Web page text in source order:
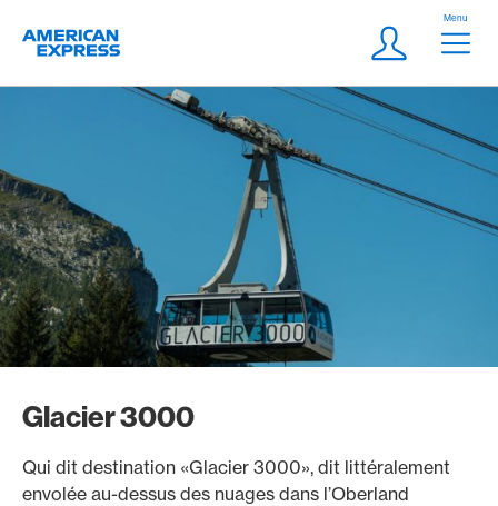
Logo
Meta
Login
Menu
Glacier 3000
Qui dit destination «Glacier 3000», dit littéralement
envolée au-dessus des nuages dans l’Oberland